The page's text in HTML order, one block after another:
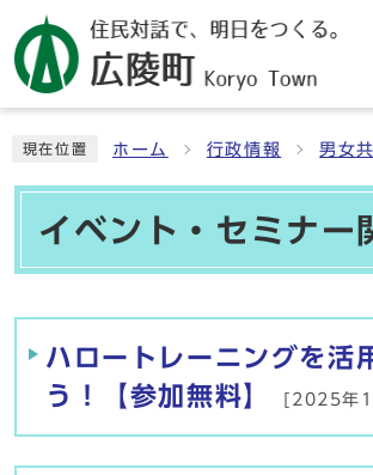
現在位置 ホーム 行政情報 男女
イベント・セミナー
メインメニュー
ハロートレーニングを活
う！【参加無料】
[2025年